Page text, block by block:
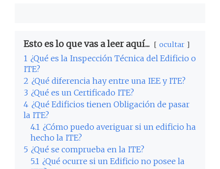
Esto es lo que vas a leer aquí... ocultar
1 ¿Qué es la Inspección Técnica del Edificio o
ITE?
2 ¿Qué diferencia hay entre una IEE y ITE?
3 ¿Qué es un Certificado ITE?
4 ¿Qué Edificios tienen Obligación de pasar
la ITE?
4.1 ¿Cómo puedo averiguar si un edificio ha
hecho la ITE?
5 ¿Qué se comprueba en la ITE?
5.1 ¿Qué ocurre si un Edificio no posee la